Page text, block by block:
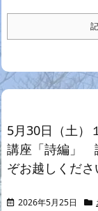
5月30日（土
講座「詩編」
ぞお越しくださ
2026年5月25日